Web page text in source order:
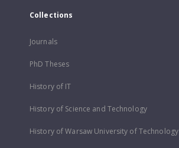
Collections
Journals
PhD Theses
History of IT
History of Science and Technology
History of Warsaw University of Technology